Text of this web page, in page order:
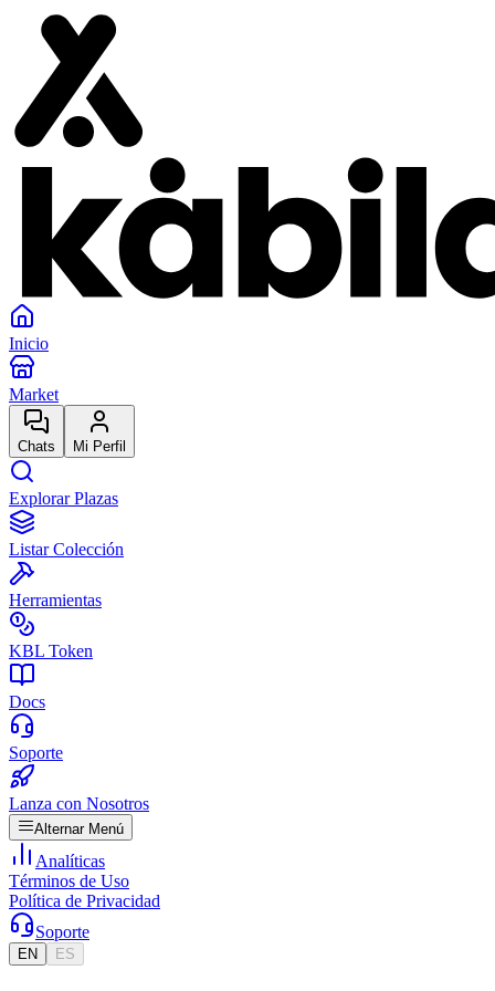
Inicio
Market
Chats Mi Perfil
Explorar Plazas
Listar Colección
Herramientas
KBL Token
Docs
Soporte
Lanza con Nosotros
Alternar Menú
Analíticas
Términos de Uso
Política de Privacidad
Soporte
EN ES